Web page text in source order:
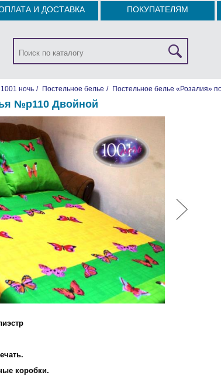
И ДОСТАВКА ПОКУПАТЕЛЯМ
ночь / Постельное белье / Постельное белье «Розалия»
№р110 Двойной
коробки.